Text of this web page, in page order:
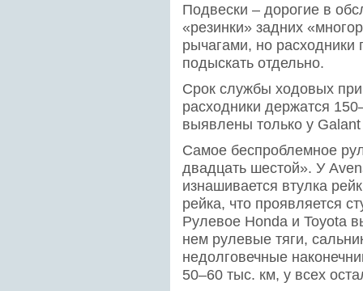
Подвески – дорогие в
«резинки» задних
рычагами, но
подыскать отдельно.
Срок службы ходовых
расходники держатся
выявлены только у
Самое беспроблемное
двадцать шес­той». У
изнашивается втулка
рейка, что проявляется
Рулевое Honda и Toyota
нем рулевые тяги,
недолговечные
50–60 тыс. км, у всех